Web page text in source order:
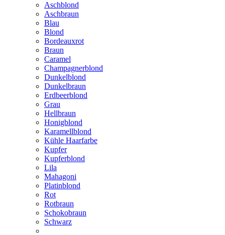
Aschblond
Aschbraun
Blau
Blond
Bordeauxrot
Braun
Caramel
Champagnerblond
Dunkelblond
Dunkelbraun
Erdbeerblond
Grau
Hellbraun
Honigblond
Karamellblond
Kühle Haarfarbe
Kupfer
Kupferblond
Lila
Mahagoni
Platinblond
Rot
Rotbraun
Schokobraun
Schwarz